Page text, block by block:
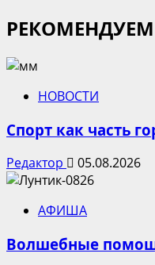
РЕКОМЕНДУЕМ
НОВОСТИ
Спорт как часть
Редактор 05.08.2026
АФИША
Волшебные